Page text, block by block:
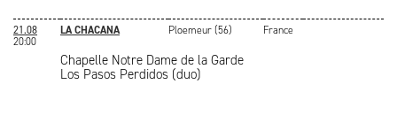
21.08
20:00
LA CHACANA Ploemeur (56) France
Chapelle Notre Dame de la Garde
Los Pasos Perdidos (duo)